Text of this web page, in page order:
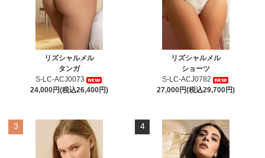
リズシャルメル
タンガ
S-LC-ACJ0073
24,000円(税込26,400円)
リズシャルメル
ショーツ
S-LC-ACJ0782
27,000円(税込29,700円)
3 4